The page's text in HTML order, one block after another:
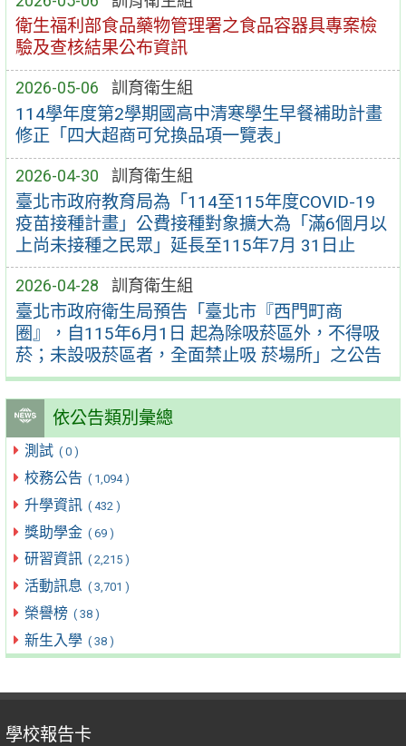
衛生福利部食品藥物管理署之食品容器具專案檢
驗及查核結果公布資訊
2026-05-06 訓育衛生組
114學年度第2學期國高中清寒學生早餐補助計畫
修正「四大超商可兌換品項一覽表」
2026-04-30 訓育衛生組
臺北市政府教育局為「114至115年度COVID-19
疫苗接種計畫」公費接種對象擴大為「滿6個月以
上尚未接種之民眾」延長至115年7月 31日止
2026-04-28 訓育衛生組
臺北市政府衛生局預告「臺北市『西門町商
圈』，自115年6月1日 起為除吸菸區外，不得吸
菸；未設吸菸區者，全面禁止吸 菸場所」之公告
依公告類別彙總
測試 ( 0 )
校務公告 ( 1,094 )
升學資訊 ( 432 )
獎助學金 ( 69 )
研習資訊 ( 2,215 )
活動訊息 ( 3,701 )
榮譽榜 ( 38 )
新生入學 ( 38 )
學校報告卡